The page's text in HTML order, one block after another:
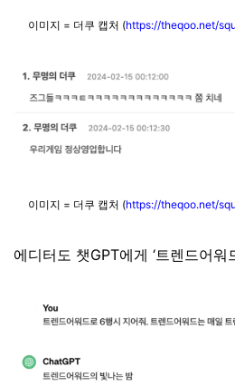
이미지 = 더쿠 캡처 (https://theqoo.net/
이미지 = 더쿠 캡처 (https://theqoo.net/
에디터도 챗GPT에게 ‘트렌드어워